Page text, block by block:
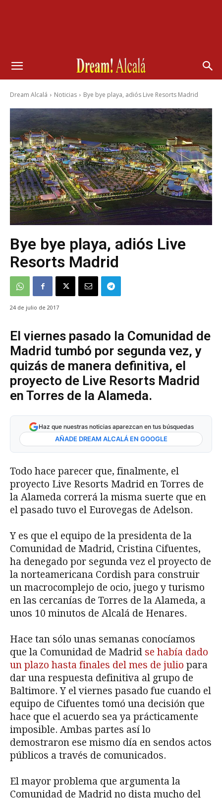
Dream Alcalá Noticias Bye bye playa, adiós Live Resorts Madrid
Bye bye playa, adiós Live
Resorts Madrid
24 de julio de 2017
El viernes pasado la Comunidad de
Madrid tumbó por segunda vez, y
quizás de manera definitiva, el
proyecto de Live Resorts Madrid
en Torres de la Alameda.
Haz que nuestras noticias aparezcan en tus búsquedas
AÑADE DREAM ALCALÁ EN GOOGLE
Todo hace parecer que, finalmente, el
proyecto Live Resorts Madrid en Torres de
la Alameda correrá la misma suerte que en
el pasado tuvo el Eurovegas de Adelson.
Y es que el equipo de la presidenta de la
Comunidad de Madrid, Cristina Cifuentes,
ha denegado por segunda vez el proyecto de
la norteamericana Cordish para construir
un macrocomplejo de ocio, juego y turismo
en las cercanías de Torres de la Alameda, a
unos 10 minutos de Alcalá de Henares.
Hace tan sólo unas semanas conocíamos
que la Comunidad de Madrid se había dado
un plazo hasta finales del mes de julio para
dar una respuesta definitiva al grupo de
Baltimore. Y el viernes pasado fue cuando el
equipo de Cifuentes tomó una decisión que
hace que el acuerdo sea ya prácticamente
imposible. Ambas partes así lo
demostraron ese mismo día en sendos actos
públicos a través de comunicados.
El mayor problema que argumenta la
Comunidad de Madrid no dista mucho del